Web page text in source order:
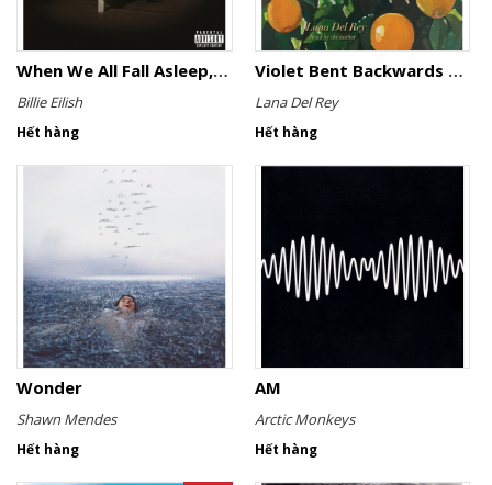
When We All Fall Asleep, Where Do We Go? (Re-Pack)
Billie Eilish
Hết hàng
Violet Bent Backwards Over the Grass
Lana Del Rey
Hết hàng
Wonder
Shawn Mendes
Hết hàng
AM
Arctic Monkeys
Hết hàng